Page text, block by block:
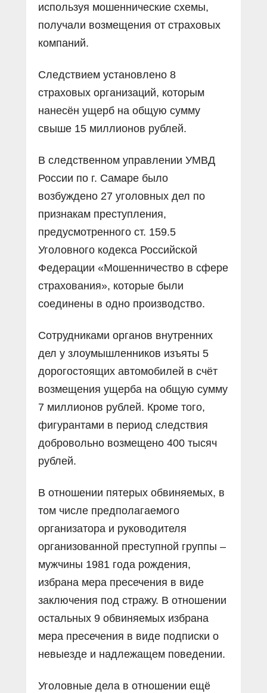
используя мошеннические схемы,
получали возмещения от страховых
компаний.
Следствием установлено 8
страховых организаций, которым
нанесён ущерб на общую сумму
свыше 15 миллионов рублей.
В следственном управлении УМВД
России по г. Самаре было
возбуждено 27 уголовных дел по
признакам преступления,
предусмотренного ст. 159.5
Уголовного кодекса Российской
Федерации «Мошенничество в сфере
страхования», которые были
соединены в одно производство.
Сотрудниками органов внутренних
дел у злоумышленников изъяты 5
дорогостоящих автомобилей в счёт
возмещения ущерба на общую сумму
7 миллионов рублей. Кроме того,
фигурантами в период следствия
добровольно возмещено 400 тысяч
рублей.
В отношении пятерых обвиняемых, в
том числе предполагаемого
организатора и руководителя
организованной преступной группы –
мужчины 1981 года рождения,
избрана мера пресечения в виде
заключения под стражу. В отношении
остальных 9 обвиняемых избрана
мера пресечения в виде подписки о
невыезде и надлежащем поведении.
Уголовные дела в отношении ещё